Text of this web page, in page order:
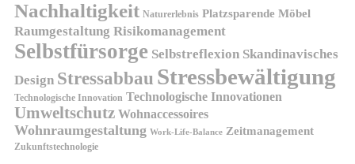
Nachhaltigkeit Naturerlebnis Platzsparende Möbel
Raumgestaltung Risikomanagement
Selbstfürsorge Selbstreflexion Skandinavisches
Design Stressabbau Stressbewältigung
Technologische Innovation Technologische Innovationen
Umweltschutz Wohnaccessoires
Wohnraumgestaltung Work-Life-Balance Zeitmanagement
Zukunftstechnologie